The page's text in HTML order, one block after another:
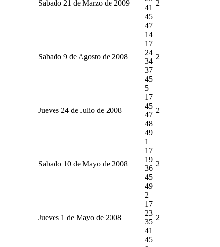
Sabado 21 de Marzo de 2009
41
45
47
2
Sabado 9 de Agosto de 2008
14
17
24
34
37
45
2
Jueves 24 de Julio de 2008
5
17
45
47
48
49
2
Sabado 10 de Mayo de 2008
1
17
19
36
45
49
2
Jueves 1 de Mayo de 2008
2
17
23
35
41
45
2